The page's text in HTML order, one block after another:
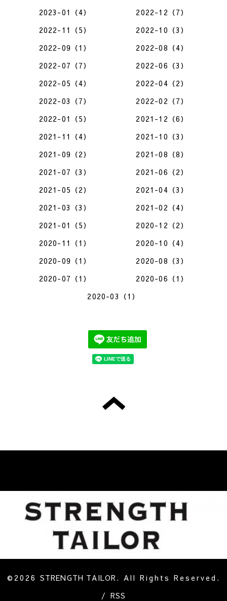
2023-01（4）
2022-12（7）
2022-11（5）
2022-10（3）
2022-09（1）
2022-08（4）
2022-07（7）
2022-06（3）
2022-05（4）
2022-04（2）
2022-03（7）
2022-02（7）
2022-01（5）
2021-12（6）
2021-11（4）
2021-10（3）
2021-09（2）
2021-08（8）
2021-07（3）
2021-06（2）
2021-05（2）
2021-04（3）
2021-03（3）
2021-02（4）
2021-01（5）
2020-12（2）
2020-11（1）
2020-10（4）
2020-09（1）
2020-08（3）
2020-07（1）
2020-06（1）
2020-03（1）
©2026 STRENGTH TAILOR . All Rights Reserved.
/ RSS